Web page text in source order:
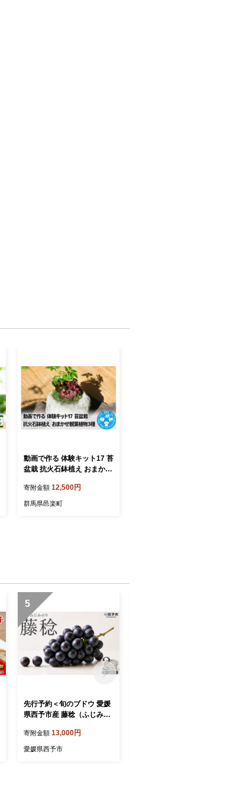
動画で作る 体験キット17 苔
盆栽 抗火石鉢植え おまかせ
寄附金額 12,500円
群馬県邑楽町
5
先行予約＜旬のブドウ 愛媛
県西予市産 藤稔（ふじみの
『2026年8月上旬から9月上
旬迄に順次出荷予定』 果物
寄附金額 13,000円
愛媛県西予市